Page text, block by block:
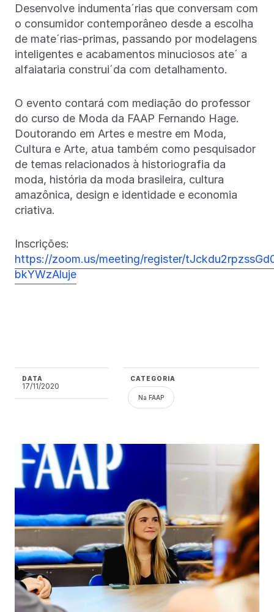
Desenvolve indumenta´rias que conversam com
o consumidor contemporâneo desde a escolha
de mate´rias-primas, passando por modelagens
inteligentes e acabamentos minuciosos ate´ a
alfaiataria construi´da com detalhamento.
O evento contará com mediação do professor
do curso de Moda da FAAP Fernando Hage.
Doutorando em Artes e mestre em Moda,
Cultura e Arte, atua também como pesquisador
de temas relacionados à historiografia da
moda, história da moda brasileira, cultura
amazônica, design e identidade e economia
criativa.
Inscrições:
https://zoom.us/meeting/register/
bkYWzAluje
DATA
17/11/2020
CATEGORIA
Na FAAP